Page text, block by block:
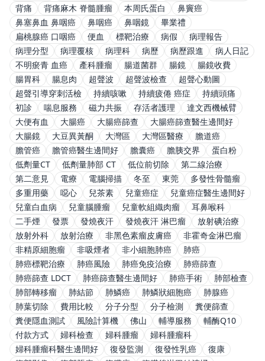
背痛
背痛麻木 脊髓腫瘤 本周氏蛋白
鼻竇癌
鼻塞鼻血 鼻咽癌
鼻咽癌 鼻咽鏡
畢業禮
扁桃腺癌 口咽癌
便血 標靶治療 病假
病理報告
病理分型
病理覆核 病理科 病歷 病歷跟進
病人日記
不明瘀青 血癌
產科腫瘤 腸道菌群 腸鏡
腸鏡收費
腸胃科
腸息肉 超聲波 超聲波檢查
超聲心動圖
超聲引導穿刺活檢
持續咳嗽 持續疲倦 癌症
持續頭痛
初診
喘息服務 磁力共振 存活者護理
達文西機械臂
大便有血
大腸癌 大腸癌篩查
大腸癌篩查醫生邊間好
大腸鏡
大豆異黃酮 大灣區 大灣區醫療
膽道癌
膽管癌
膽管癌醫生邊間好 膽囊癌 膽胰交界
蛋白粉
低劑量CT
低劑量肺部 CT 低位前切除
第二線治療
第二意見
電療 電腦掃描 冬至 東莞
多發性骨髓瘤
多重用藥
噁心 兒茶素 兒童癌症
兒童癌症醫生邊間好
兒童白血病
兒童腦腫瘤 兒童軟組織肉瘤
耳鼻喉科
二手煙
發票 發燒夜汗 發燒夜汗 淋巴瘤
放射碘治療
放射外科
放射治療 非黑色素瘤皮膚癌
非霍奇金淋巴瘤
非精原細胞瘤
非吸煙者 非小細胞肺癌
肺癌
肺癌標靶治療
肺癌風險 肺癌免疫治療
肺癌篩查
肺癌篩查 LDCT
肺癌篩查醫生邊間好 肺癌手術
肺部檢查
肺部轉移瘤
肺結節 肺鱗癌 肺鱗狀細胞癌
肺腺癌
肺葉切除
費用比較 分子分型 分子檢測
糞便篩查
糞便隱血測試
風險計算機 佛山 輔導服務
輔酶Q10
付款方式
婦科檢查 婦科腫瘤
婦科腫瘤科
婦科腫瘤科醫生邊間好
復發監測 復發性乳癌
復康